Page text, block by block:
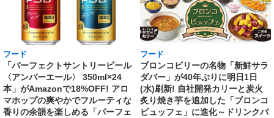
フード
「パーフェクトサントリービール
〈アンバーエール〉 350ml×24
本」がAmazonで18%OFF! アロ
マホップの爽やかでフルーティな
香りの余韻を楽しめる「パーフェ
フード
ブロンコビリーの名物「新鮮サラ
ダバー」が40年ぶりに明日1日
(水)刷新! 自社開発カリーと炭火
炙り焼き芋を追加した「ブロンコ
ビュッフェ」に進化～ドリンクバ